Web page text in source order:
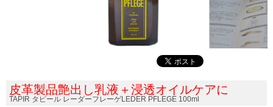
皮革製品艶出し乳液＋浸透オイルケアに
TAPIR タピール レーダーフレーゲLEDER PFLEGE 100ml